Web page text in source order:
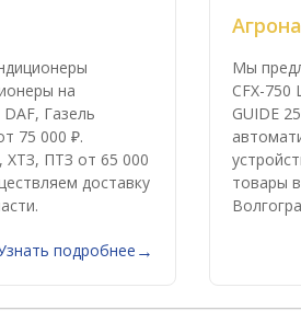
на
Газель
75 000 ₽.
ПТЗ от 65 000
доставку
подробнее
Мы
CFX-750
GUIDE
товары